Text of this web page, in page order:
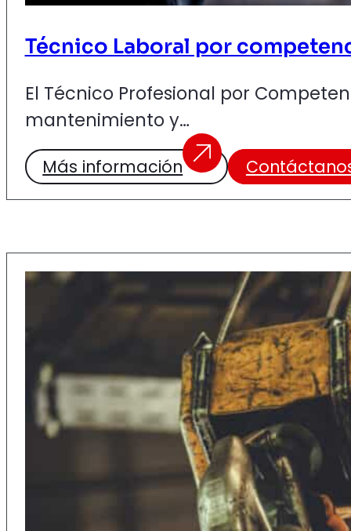
Técnico Laboral por
El Técnico Profesional por
mantenimiento y…
Más información